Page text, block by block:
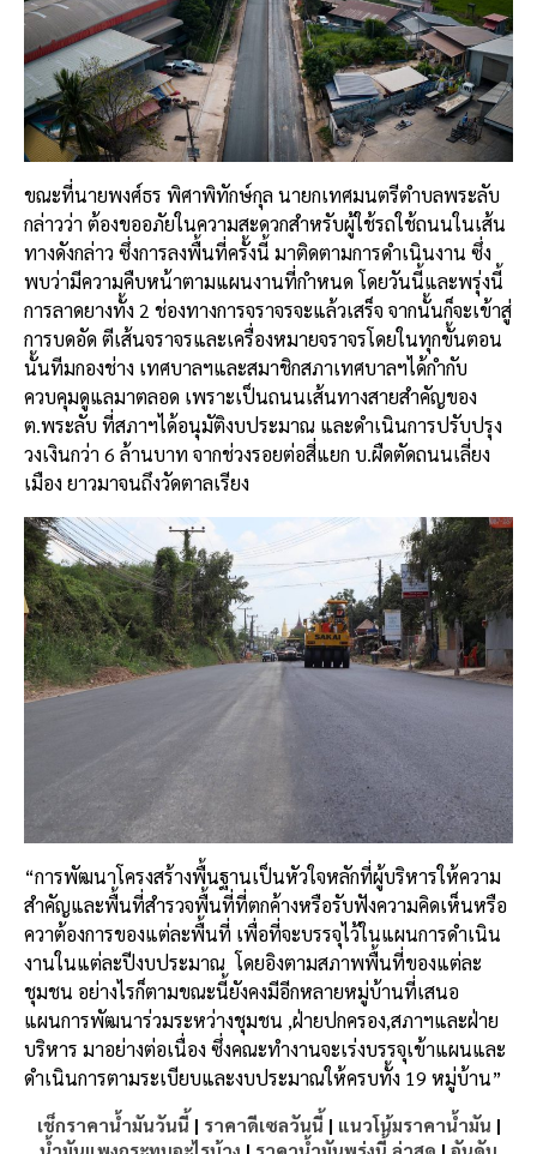
ขณะที่นายพงศ์ธร พิศาพิทักษ์กุล นายกเทศมนตรีตำบลพระลับ
กล่าวว่า ต้องขออภัยในความสะดวกสำหรับผู้ใช้รถใช้ถนนในเส้น
ทางดังกล่าว ซึ่งการลงพื้นที่ครั้งนี้ มาติดตามการดำเนินงาน ซึ่ง
พบว่ามีความคืบหน้าตามแผนงานที่กำหนด โดยวันนี้และพรุ่งนี้
การลาดยางทั้ง 2 ช่องทางการจราจรจะแล้วเสร็จ จากนั้นก็จะเข้าสู่
การบดอัด ตีเส้นจราจรและเครื่องหมายจราจรโดยในทุกขั้นตอน
นั้นทีมกองช่าง เทศบาลฯและสมาชิกสภาเทศบาลฯได้กำกับ
ควบคุมดูแลมาตลอด เพราะเป็นถนนเส้นทางสายสำคัญของ
ต.พระลับ ที่สภาฯได้อนุมัติงบประมาณ และดำเนินการปรับปรุง
วงเงินกว่า 6 ล้านบาท จากช่วงรอยต่อสี่แยก บ.ผืดตัดถนนเลี่ยง
เมือง ยาวมาจนถึงวัดตาลเรียง
“การพัฒนาโครงสร้างพื้นฐานเป็นหัวใจหลักที่ผู้บริหารให้ความ
สำคัญและพื้นที่สำรวจพื้นที่ที่ตกค้างหรือรับฟังความคิดเห็นหรือ
ควาต้องการของแต่ละพื้นที่ เพื่อที่จะบรรจุไว้ในแผนการดำเนิน
งานในแต่ละปีงบประมาณ โดยอิงตามสภาพพื้นที่ของแต่ละ
ชุมชน อย่างไรก็ตามขณะนี้ยังคงมีอีกหลายหมู่บ้านที่เสนอ
แผนการพัฒนาร่วมระหว่างชุมชน ,ฝ่ายปกครอง,สภาฯและฝ่าย
บริหาร มาอย่างต่อเนื่อง ซึ่งคณะทำงานจะเร่งบรรจุเข้าแผนและ
ดำเนินการตามระเบียบและงบประมาณให้ครบทั้ง 19 หมู่บ้าน”
เช็กราคาน้ำมันวันนี้ | ราคาดีเซลวันนี้ | แนวโน้มราคาน้ำมัน |
น้ำมันแพงกระทบอะไรบ้าง | ราคาน้ำมันพรุ่งนี้ ล่าสุด | อันดับ